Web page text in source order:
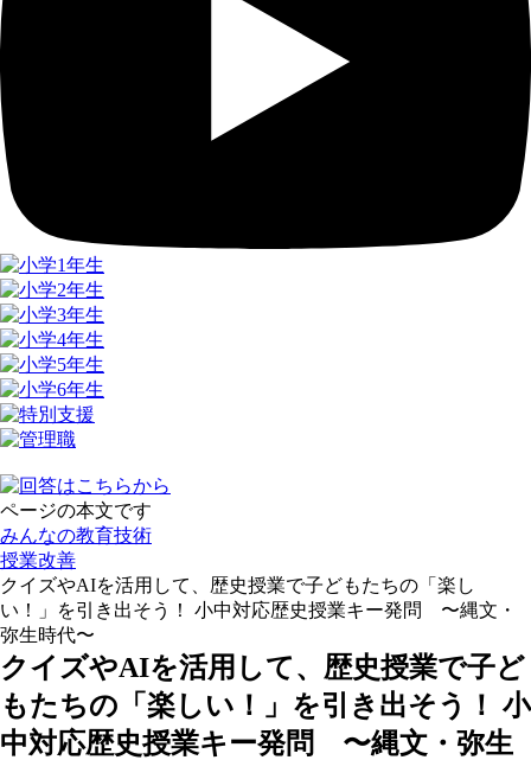
ページの本文です
みんなの教育技術
授業改善
クイズやAIを活用して、歴史授業で子どもたちの「楽し
い！」を引き出そう！ 小中対応歴史授業キー発問 〜縄文・
弥生時代〜
クイズやAIを活用して、歴史授業で子ど
もたちの「楽しい！」を引き出そう！ 小
中対応歴史授業キー発問 〜縄文・弥生